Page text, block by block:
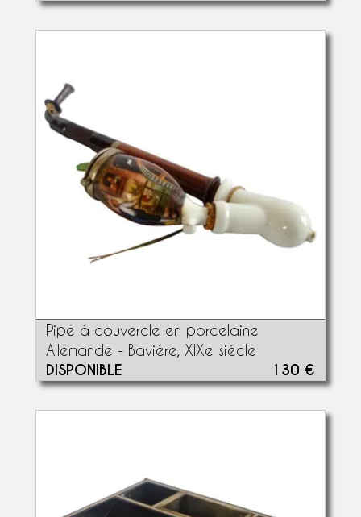
Pipe à couvercle en porcelaine
Allemande - Bavière, XIXe siècle
DISPONIBLE 130 €